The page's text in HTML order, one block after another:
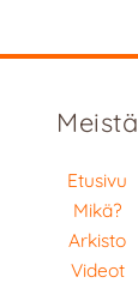
Meistä
Etusivu
Mikä?
Arkisto
Videot